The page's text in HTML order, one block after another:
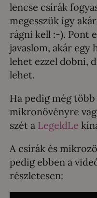
lencse csírák
megesszük így
rágni kell :-). Pont
javaslom, akár egy
lehet ezzel dobni,
lehet.
Ha pedig még
mikronövényre
szét a LegeldLe
A csírák és
pedig ebben a
részletesen: